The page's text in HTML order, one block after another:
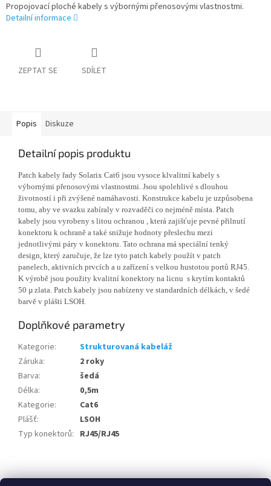
Propojovací ploché kabely s výbornými přenosovými vlastnostmi.
Detailní informace
ZEPTAT SE SDÍLET
Popis Diskuze
Detailní popis produktu
Patch kabely řady Solarix Cat6 jsou vysoce klvalitní kabely s
výbornými přenosovými vlastnostmi. Jsou spolehlivé s dlouhou
životností i při zvýšené namáhavosti. Konstrukce kabelu je uzpůsobena
tomu, aby ve svazku zabíraly v rozvaděči co nejméně místa. Patch
kabely jsou vyrobeny s litou ochranou , která zajišťuje pevné přilnutí
konektoru k ochraně a také snižuje hodnoty přeslechu mezi
jednotlivými páry v konektoru. Tato ochrana má speciální tenký
design, který zaručuje, že lze tyto patch kabely použít v patch
panelech, aktivních prvcích a u zařízení s velkou hustotou portů RJ45.
K výrobě jsou použity kvalitní konektory na licnu s krytím kontaktů
50 µ zlata. Patch kabely jsou nabízeny ve standardních délkách, v šedé
barvě v plášti LSOH.
Doplňkové parametry
Kategorie:
Strukturovaná kabeláž
Záruka:
2 roky
Barva:
šedá
Délka:
0,5m
Kategorie:
Cat6
Plášť:
LSOH
Typ konektorů: RJ45/RJ45
á